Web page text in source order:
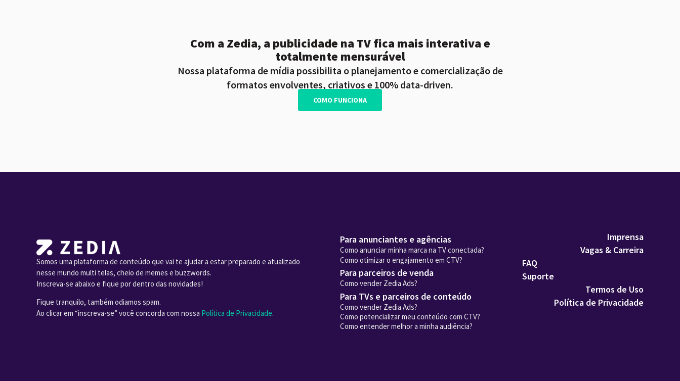
Com a Zedia, a publicidade na TV fica mais interativa e
totalmente mensurável
Nossa plataforma de mídia possibilita o planejamento e comercialização de
formatos envolventes, criativos e 100% data-driven.
COMO FUNCIONA
Somos uma plataforma de conteúdo que vai te ajudar a estar preparado e atualizado
nesse mundo multi telas, cheio de memes e buzzwords.
Inscreva-se abaixo e fique por dentro das novidades!
Fique tranquilo, também odiamos spam.
Ao clicar em “inscreva-se” você concorda com nossa Política de Privacidade.
Para anunciantes e agências
Como anunciar minha marca na TV conectada?
Como otimizar o engajamento em CTV?
Para parceiros de venda
Como vender Zedia Ads?
Para TVs e parceiros de conteúdo
Como vender Zedia Ads?
Como potencializar meu conteúdo com CTV?
Como entender melhor a minha audiência?
Imprensa
Vagas & Carreira
FAQ
Suporte
Termos de Uso
Política de Privacidade